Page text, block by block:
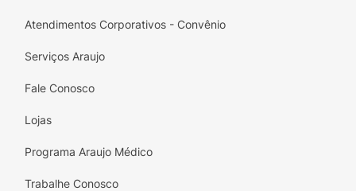
Atendimentos Corporativos - Convênio
Serviços Araujo
Fale Conosco
Lojas
Programa Araujo Médico
Trabalhe Conosco